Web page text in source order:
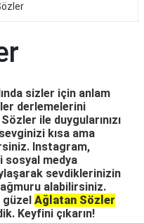
sizler için anlam
derlemelerini
ile duygularınızı
kısa ama
Instagram,
sosyal medya
sevdiklerinizin
alabilirsiniz.
güzel Ağlatan Sözler
Keyfini çıkarın!